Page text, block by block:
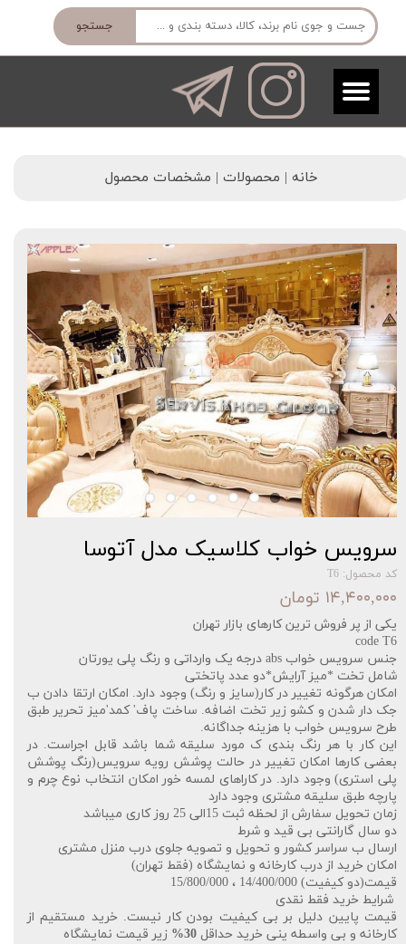
جستجو
خانه | محصولات | مشخصات محصول
سرویس خواب کلاسیک مدل آتوسا
کد محصول: T6
۱۴,۴۰۰,۰۰۰ تومان
یکی از پر فروش ترین کارهای بازار تهران‌‌
code T6
جنس سرویس خواب abs درجه یک وارداتی و رنگ پلی یورتان
شامل تخت *میز آرایش*دو عدد پاتختی
امکان هرگونه تغییر در کار(سایز و رنگ) وجود دارد. امکان ارتقا دادن ب
جک دار شدن و کشو زیر تخت اضافه. ساخت پاف' کمد'میز تحریر طبق
طرح سرویس خواب با هزینه جداگانه.
این کار با هر رنگ بندی ک مورد سلیقه شما باشد قابل اجراست. در
بعضی کارها امکان تغییر در حالت پوشش رویه سرویس(رنگ پوشش
پلی استری) وجود دارد. در کاراهای لمسه خور امکان انتخاب نوع چرم و
پارچه طبق سلیقه مشتری وجود دارد
زمان تحویل سفارش از لحظه ثبت 15الی 25 روز کاری میباشد
دو سال گارانتی بی قید و شرط
ارسال ب سراسر کشور و تحویل و تصویه جلوی درب منزل مشتری
امکان خرید از درب کارخانه و نمایشگاه (فقط تهران)
قیمت(دو کیفیت) 14/400/000 ، 15/800/000
شرایط خرید فقط نقدی
قیمت پایین دلیل بر بی کیفیت بودن کار نیست. خرید مستقیم از
کارخانه و بی واسطه ینی خرید حداقل 30% زیر قیمت نمایشگاه